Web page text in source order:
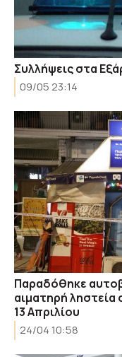
Συλλήψεις στα
09/05 23:14
Παραδόθηκε
αιματηρή ληστεία
13 Απριλίου
24/04 10:58